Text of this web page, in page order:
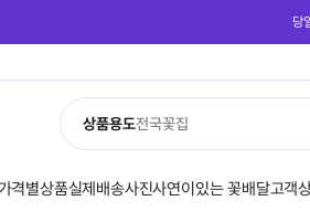
당
상품용도전국꽃집
격별상품실제배송사진사연이있는 꽃배달고객